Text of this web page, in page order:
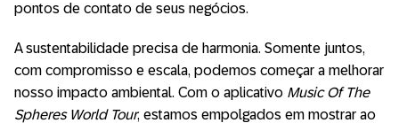
pontos de contato de seus negócios.
A sustentabilidade precisa de harmonia. Somente juntos,
com compromisso e escala, podemos começar a melhorar
nosso impacto ambiental. Com o aplicativo Music Of The
Spheres World Tour, estamos empolgados em mostrar ao